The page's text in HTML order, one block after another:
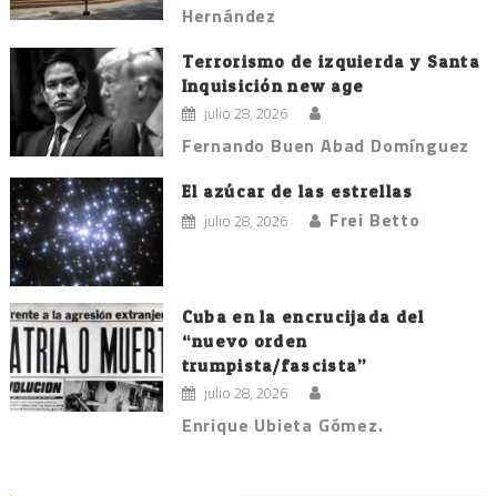
Hernández
Terrorismo de izquierda y Santa
Inquisición new age
julio 28, 2026
Fernando Buen Abad Domínguez
El azúcar de las estrellas
julio 28, 2026 Frei Betto
Cuba en la encrucijada del
“nuevo orden
trumpista/fascista”
julio 28, 2026
Enrique Ubieta Gómez.